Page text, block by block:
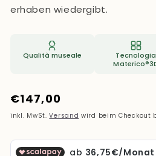
erhaben wiedergibt.
Qualità museale
Tecnologia
Normaler
Preis
€147,00
inkl. MwSt.Versand wird beim Checkout